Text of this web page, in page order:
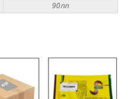
90กก